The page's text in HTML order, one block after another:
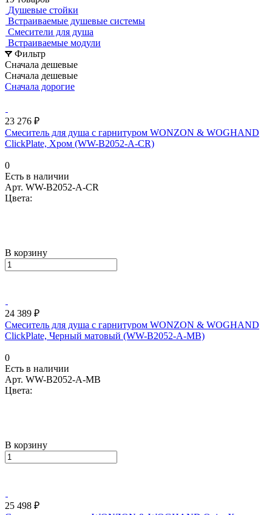
Душевые стойки
Встраиваемые душевые системы
Смесители для душа
Встраиваемые модули
Фильтр
Сначала дешевые
Сначала дешевые
Сначала дорогие
23 276 ₽
Смеситель для душа с гарнитуром WONZON & WOGHAND
ClickPlate, Хром (WW-B2052-A-CR)
0
Есть в наличии
Арт. WW-B2052-A-CR
Цвета:
В корзину
24 389 ₽
Смеситель для душа с гарнитуром WONZON & WOGHAND
ClickPlate, Черный матовый (WW-B2052-A-MB)
0
Есть в наличии
Арт. WW-B2052-A-MB
Цвета:
В корзину
25 498 ₽